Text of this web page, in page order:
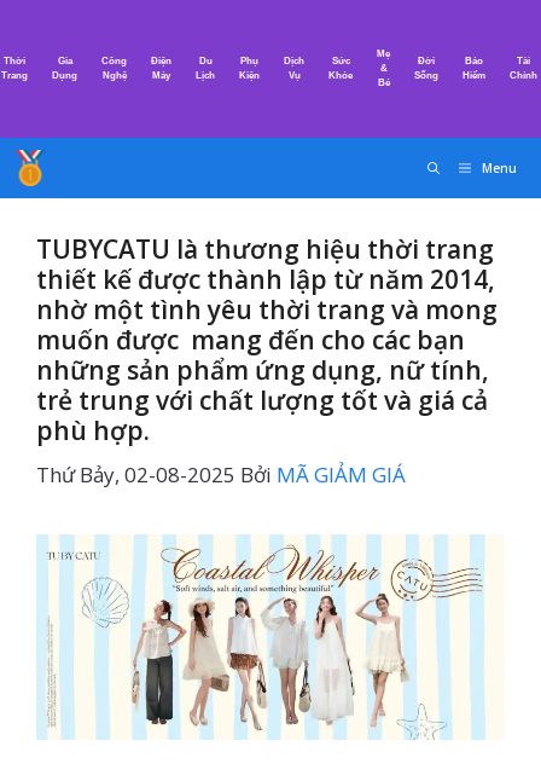
nội
Thời
Trang
Gia
Dụng
Công
Nghệ
Điện
Máy
Du
Lịch
Phụ
Kiện
Dịch
Vụ
Sức
Khỏe
Mẹ
&
Bé
Đời
Sống
Bảo
Hiểm
Tài
Chính
Menu
TUBYCATU là thương hiệu thời trang
thiết kế được thành lập từ năm 2014,
nhờ một tình yêu thời trang và mong
muốn được mang đến cho các bạn
những sản phẩm ứng dụng, nữ tính,
trẻ trung với chất lượng tốt và giá cả
phù hợp.
Thứ Bảy, 02-08-2025 Bởi MÃ GIẢM GIÁ